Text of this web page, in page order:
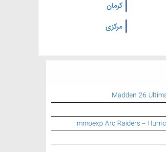
کرمان
مرکزی
Madden 26
mmoexp Arc Raiders –